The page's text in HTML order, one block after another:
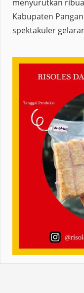
menyurutkan
Kabupaten
spektakuler